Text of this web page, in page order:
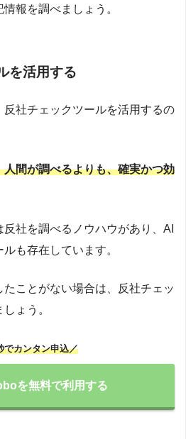
報を調べましょう。
を活用する
反社チェックツールを活用するの
間が調べるよりも、確実かつ効
社を調べるノウハウがあり、AI
も存在しています。
ことがない場合は、反社チェッ
ょう。
でカンタン申込／
を無料で利用する